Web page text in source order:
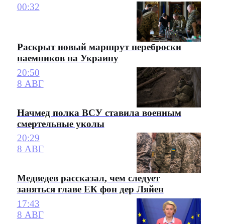
00:32
Раскрыт новый маршрут переброски
наемников на Украину
20:50
8 АВГ
Начмед полка ВСУ ставила военным
смертельные уколы
20:29
8 АВГ
Медведев рассказал, чем следует
заняться главе ЕК фон дер Ляйен
17:43
8 АВГ